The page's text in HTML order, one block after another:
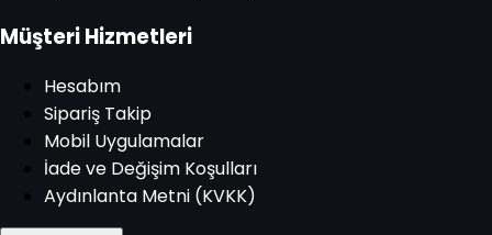
Müşteri Hizmetleri
Hesabım
Sipariş Takip
Mobil Uygulamalar
İade ve Değişim Koşulları
Aydınlanta Metni (KVKK)